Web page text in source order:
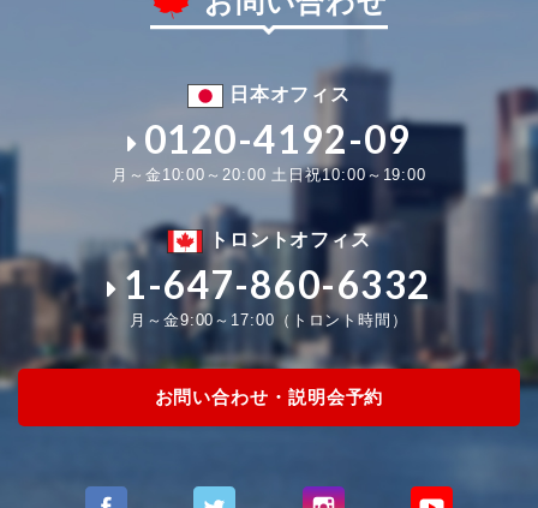
日本オフィス
0120-4192-09
月～金10:00～20:00 土日祝10:00～19:00
トロントオフィス
1-647-860-6332
月～金9:00～17:00（トロント時間）
お問い合わせ・説明会予約